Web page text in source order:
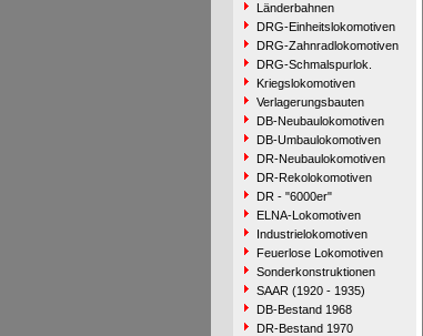
Länderbahnen
DRG-Einheitslokomotiven
DRG-Zahnradlokomotiven
DRG-Schmalspurlok.
Kriegslokomotiven
Verlagerungsbauten
DB-Neubaulokomotiven
DB-Umbaulokomotiven
DR-Neubaulokomotiven
DR-Rekolokomotiven
DR - "6000er"
ELNA-Lokomotiven
Industrielokomotiven
Feuerlose Lokomotiven
Sonderkonstruktionen
SAAR (1920 - 1935)
DB-Bestand 1968
DR-Bestand 1970